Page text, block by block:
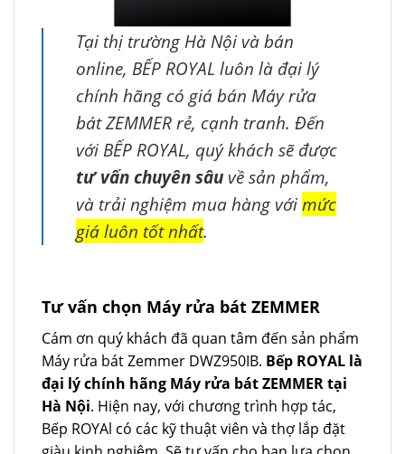
Tại thị trường Hà Nội và bán
online, BẾP ROYAL luôn là đại lý
chính hãng có giá bán Máy rửa
bát ZEMMER rẻ, cạnh tranh. Đến
với BẾP ROYAL, quý khách sẽ được
tư vấn chuyên sâu về sản phẩm,
và trải nghiệm mua hàng vớimức
giá luôn tốt nhất.
Tư vấn chọn Máy rửa bát ZEMMER
Cám ơn quý khách đã quan tâm đến sản phẩm
Máy rửa bát Zemmer DWZ950IB. Bếp ROYAL là
đại lý chính hãng Máy rửa bát ZEMMER tại
Hà Nội. Hiện nay, với chương trình hợp tác,
Bếp ROYAl có các kỹ thuật viên và thợ lắp đặt